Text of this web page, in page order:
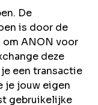
De
is door de
ANON voor
deze
een transactie
je jouw eigen
gebruikelijke